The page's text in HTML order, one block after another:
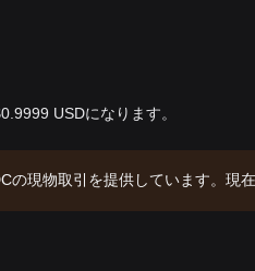
USDになります。
の現物取引を提供しています。